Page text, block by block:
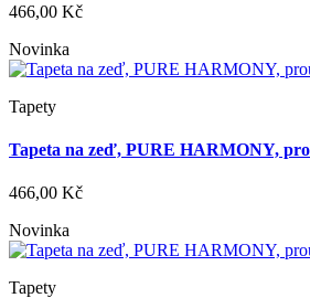
466,00 Kč
Novinka
Tapety
Tapeta na zeď, PURE HARMONY,
466,00 Kč
Novinka
Tapety